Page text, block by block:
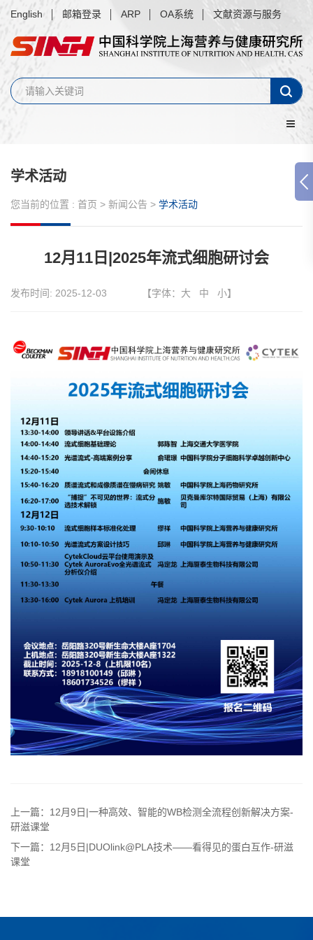
English 邮箱登录 ARP OA系统 文献资源与服务
学术活动
您当前的位置 : 首页 > 新闻公告 > 学术活动
12月11日|2025年流式细胞研讨会
发布时间: 2025-12-03 【字体： 大 中 小】
上一篇：12月9日|一种高效、智能的WB检测全流程创新解决方案-
研滋课堂
下一篇：12月5日|DUOlink@PLA技术——看得见的蛋白互作-研滋
课堂